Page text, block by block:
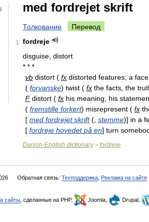
med fordrejet skrift
Толкование Перевод
1
fordreje
disguise distort
* * *
vb distort ( fx distorted features; a face
( forvanske) twist ( fx the facts the
F distort ( fx his meaning his
( fremstille forkert) misrepresent ( fx
[ med fordrejet skrift(, stemme)] in a
[ fordreje hovedet på en] turn
Danish-English dictionary> fordreje
Обратная связь: Техподдержка Реклама на сайте
сайты , сделанные на PHP, Joomla, Drupal,